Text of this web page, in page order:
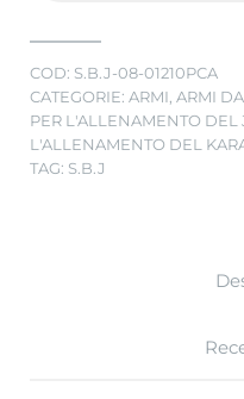
COD: S.B.J-08-01210PCA
CATEGORIE: ARMI ARMI
PER L'ALLENAMENTO DEL
L'ALLENAMENTO DEL
TAG: S.B.J